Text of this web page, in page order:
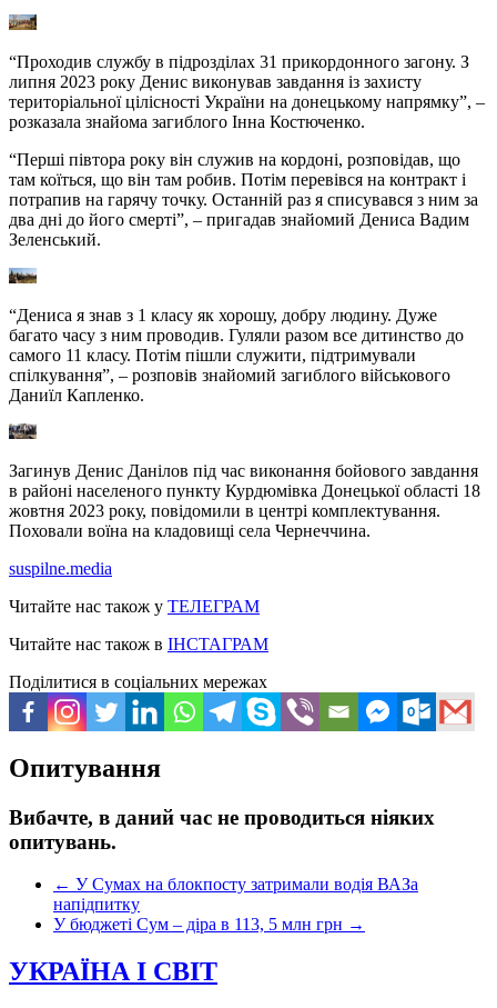
“Проходив службу в підрозділах 31 прикордонного загону. З
липня 2023 року Денис виконував завдання із захисту
територіальної цілісності України на донецькому напрямку”, –
розказала знайома загиблого Інна Костюченко.
“Перші півтора року він служив на кордоні, розповідав, що
там коїться, що він там робив. Потім перевівся на контракт і
потрапив на гарячу точку. Останній раз я списувався з ним за
два дні до його смерті”, – пригадав знайомий Дениса Вадим
Зеленський.
“Дениса я знав з 1 класу як хорошу, добру людину. Дуже
багато часу з ним проводив. Гуляли разом все дитинство до
самого 11 класу. Потім пішли служити, підтримували
спілкування”, – розповів знайомий загиблого військового
Даниїл Капленко.
Загинув Денис Данілов під час виконання бойового завдання
в районі населеного пункту Курдюмівка Донецької області 18
жовтня 2023 року, повідомили в центрі комплектування.
Поховали воїна на кладовищі села Чернеччина.
suspilne.media
Читайте нас також у ТЕЛЕГРАМ
Читайте нас також в ІНСТАГРАМ
Поділитися в соціальних мережах
Опитування
Вибачте, в даний час не проводиться ніяких
опитувань.
← У Сумах на блокпосту затримали водія ВАЗа
напідпитку
У бюджеті Сум – діра в 113, 5 млн грн →
УКРАЇНА І СВІТ